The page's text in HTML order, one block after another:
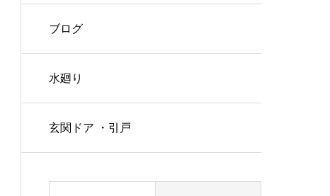
ブログ
水廻り
玄関ドア ・引戸